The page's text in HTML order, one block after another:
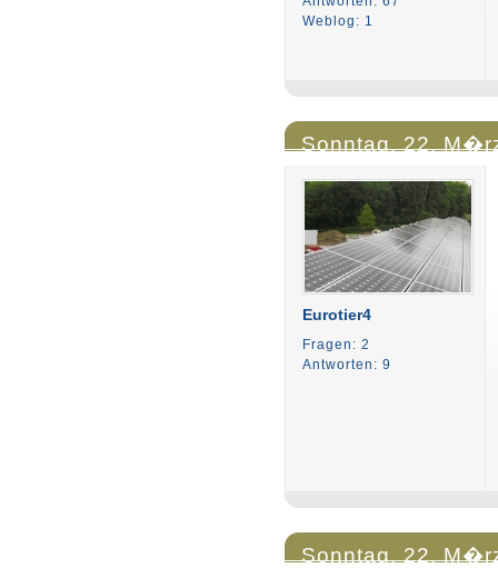
Weblog: 1
Sonntag, 22.
Eurotier4
Fragen: 2
Antworten: 9
Sonntag, 22.